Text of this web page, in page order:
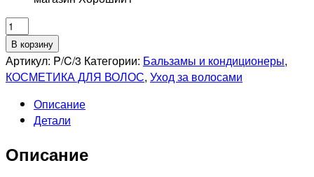
Количество
товара
ESTEL
PROFESSIONNEL
ESSEX
Бальзам
окрашенных
В корзину
Артикул: P/C/3 Категории: Бальзамы и кондиционеры,
КОСМЕТИКА ДЛЯ ВОЛОС, Уход за волосами
Описание
Детали
Описание